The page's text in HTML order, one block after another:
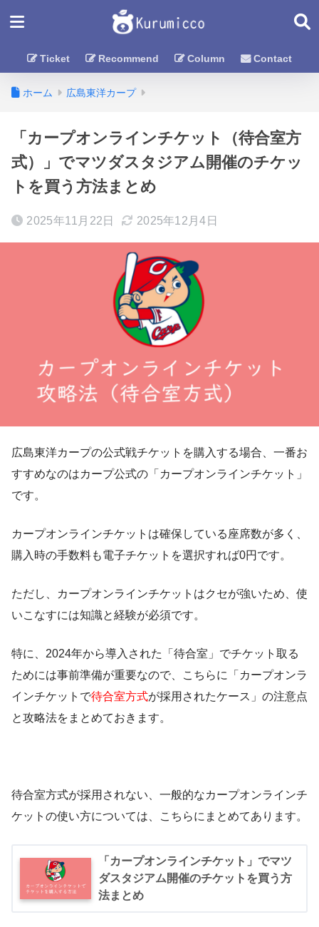
Ticket Recommend Column Contact
ホーム 広島東洋カープ
「カープオンラインチケット（待合室方
式）」でマツダスタジアム開催のチケッ
トを買う方法まとめ
2025年11月22日 2025年12月4日
広島東洋カープの公式戦チケットを購入する場合、一番お
すすめなのはカープ公式の「カープオンラインチケット」
です。
カープオンラインチケットは確保している座席数が多く、
購入時の手数料も電子チケットを選択すれば0円です。
ただし、カープオンラインチケットはクセが強いため、使
いこなすには知識と経験が必須です。
特に、2024年から導入された「待合室」でチケット取る
ためには事前準備が重要なので、こちらに「カープオンラ
インチケットで待合室方式が採用されたケース」の注意点
と攻略法をまとめておきます。
待合室方式が採用されない、一般的なカープオンラインチ
ケットの使い方については、こちらにまとめてあります。
「カープオンラインチケット」でマツ
ダスタジアム開催のチケットを買う方
法まとめ